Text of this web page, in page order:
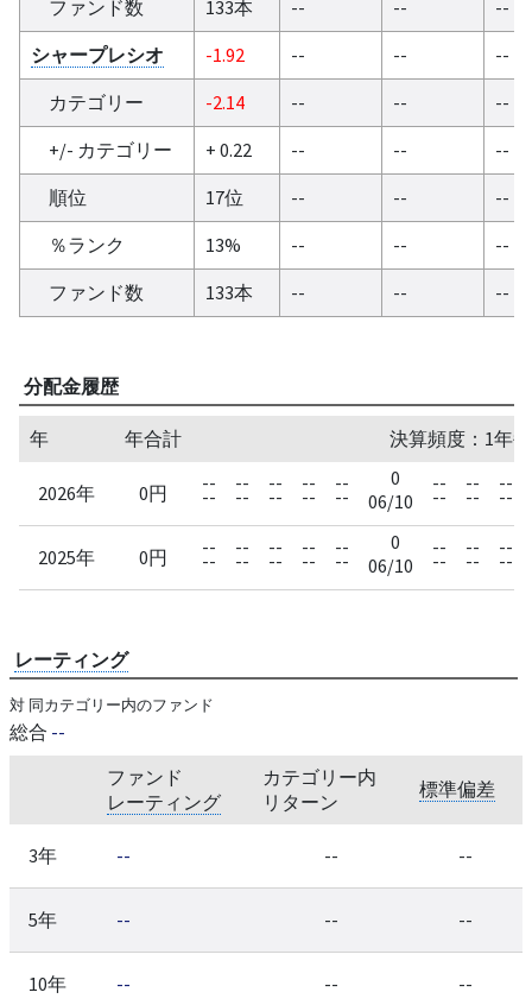
ファンド数 133本 -- --
--
シャープレシオ
-1.92 -- --
--
カテゴリー
-2.14 -- --
--
+/- カテゴリー
+ 0.22 -- --
--
順位
17位 -- --
--
％ランク
13% -- --
--
ファンド数
133本 -- -- --
分配金履歴
年 年合計 決算頻度：1年
2026年 0円 --
--
--
--
--
--
--
--
--
--
0
06/10
--
--
--
--
--
--
2025年 0円 --
--
--
--
--
--
--
--
--
--
0
06/10
--
--
--
--
--
--
レーティング
対 同カテゴリー内のファンド
総合 --
ファンド
レーティング
カテゴリー内
リターン
標準偏差
3年 -- -- --
5年 -- -- --
10年 -- -- --